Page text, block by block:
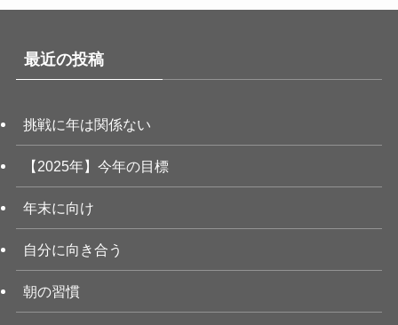
最近の投稿
挑戦に年は関係ない
【2025年】今年の目標
年末に向け
自分に向き合う
朝の習慣